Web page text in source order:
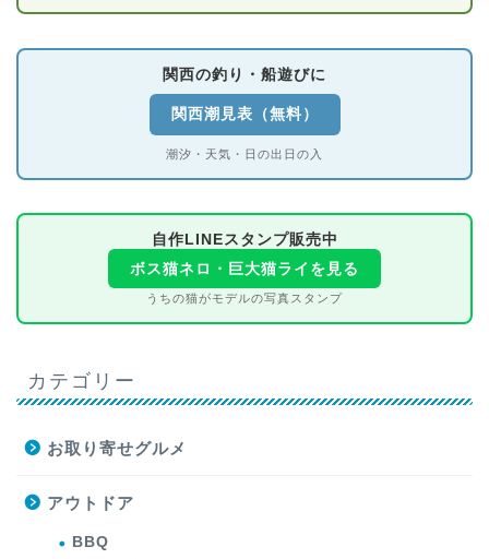
関西の釣り・船遊びに
関西潮見表（無料）
潮汐・天気・日の出日の入
自作LINEスタンプ販売中
ボス猫ネロ・巨大猫ライを見る
うちの猫がモデルの写真スタンプ
カテゴリー
お取り寄せグルメ
アウトドア
BBQ